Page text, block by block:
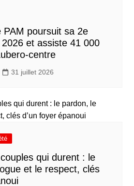
PAM poursuit sa 2e
et assiste 41 000
centre
31 juillet 2026
qui durent : le
et le respect, clés